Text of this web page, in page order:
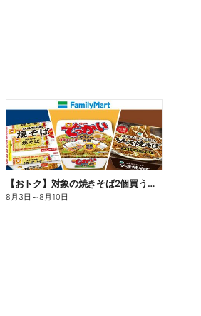
【おトク】対象の焼きそば2個買うと100円引き!
8月3日 ～8月10日